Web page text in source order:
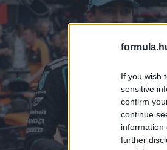
If you wish
sensitive
confirm
continue
information
further